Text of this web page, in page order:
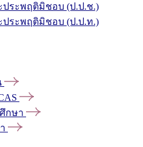
ประพฤติมิชอบ (ป.ป.ช.)
ประพฤติมิชอบ (ป.ป.ท.)
กษา